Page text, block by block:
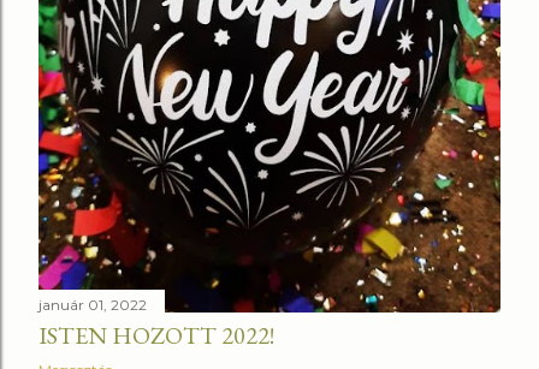
január 01, 2022
ISTEN HOZOTT 2022!